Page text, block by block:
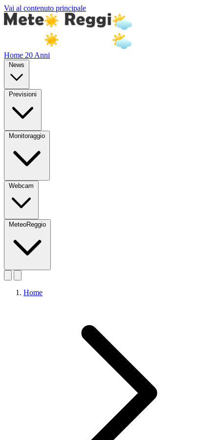
Vai al contenuto principale
Home 20 Anni
News
Previsioni
Monitoraggio
Webcam
MeteoReggio
Home